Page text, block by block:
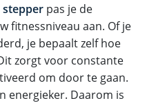
stepper pas je de
fitnessniveau aan. Of je
je bepaalt zelf hoe
zorgt voor constante
om door te gaan.
energieker. Daarom is